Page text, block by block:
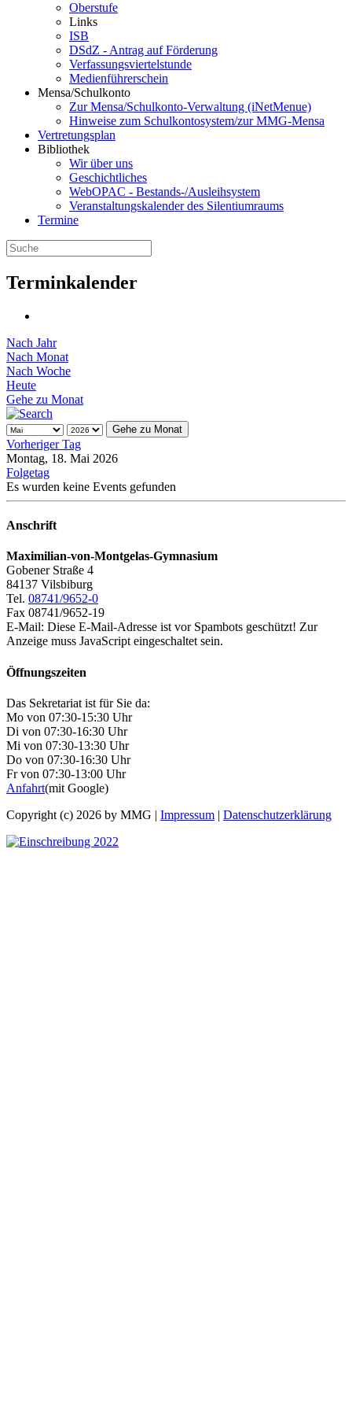
Oberstufe
Links
ISB
DSdZ - Antrag auf Förderung
Verfassungsviertelstunde
Medienführerschein
Mensa/Schulkonto
Zur Mensa/Schulkonto-Verwaltung (iNetMenue)
Hinweise zum Schulkontosystem/zur MMG-Mensa
Vertretungsplan
Bibliothek
Wir über uns
Geschichtliches
WebOPAC - Bestands-/Ausleihsystem
Veranstaltungskalender des Silentiumraums
Termine
Terminkalender
Nach Jahr
Nach Monat
Nach Woche
Heute
Gehe zu Monat
Gehe zu Monat
Vorheriger Tag
Montag, 18. Mai 2026
Folgetag
Es wurden keine Events gefunden
Anschrift
Maximilian-von-Montgelas-Gymnasium
Gobener Straße 4
84137 Vilsbiburg
Tel. 08741/9652-0
Fax 08741/9652-19
E-Mail: Diese E-Mail-Adresse ist vor Spambots geschützt! Zur
Anzeige muss JavaScript eingeschaltet sein.
Öffnungszeiten
Das Sekretariat ist für Sie da:
Mo von 07:30-15:30 Uhr
Di von 07:30-16:30 Uhr
Mi von 07:30-13:30 Uhr
Do von 07:30-16:30 Uhr
Fr von 07:30-13:00 Uhr
Anfahrt(mit Google)
Copyright (c) 2026 by MMG | Impressum | Datenschutzerklärung